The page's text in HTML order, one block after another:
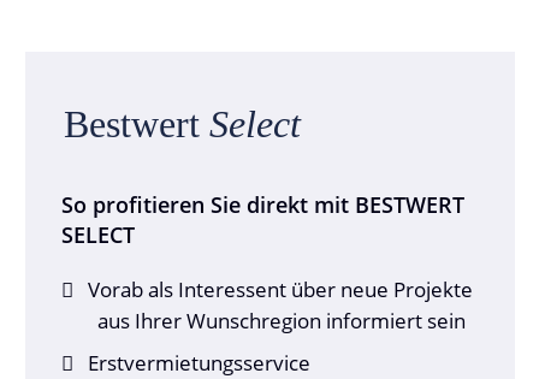
Bestwert Select
So profitieren Sie direkt mit BESTWERT
SELECT
Vorab als Interessent über neue Projekte
aus Ihrer Wunschregion informiert sein
Erstvermietungsservice